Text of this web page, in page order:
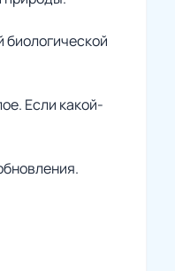
биологической
Если какой-